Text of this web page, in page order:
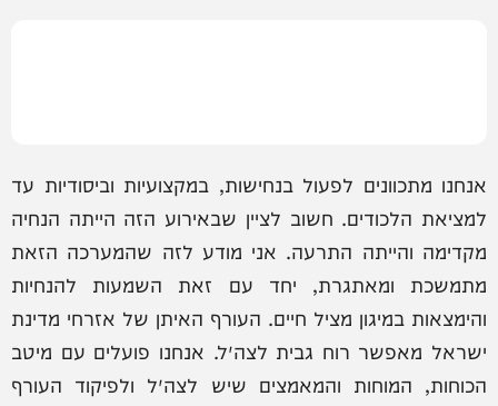
אנחנו מתכוונים לפעול בנחישות, במקצועיות וביסודיות עד
למציאת הלכודים. חשוב לציין שבאירוע הזה הייתה הנחיה
מקדימה והייתה התרעה. אני מודע לזה שהמערכה הזאת
מתמשכת ומאתגרת, יחד עם זאת השמעות להנחיות
והימצאות במיגון מציל חיים. העורף האיתן של אזרחי מדינת
ישראל מאפשר רוח גבית לצה״ל. אנחנו פועלים עם מיטב
הכוחות, המוחות והמאמצים שיש לצה״ל ולפיקוד העורף